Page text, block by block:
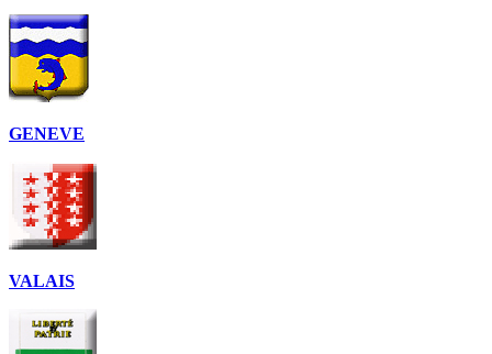
GENEVE
VALAIS